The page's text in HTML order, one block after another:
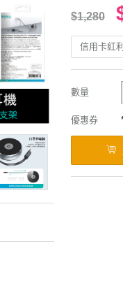
$1,280
信用卡紅
數量
優惠券